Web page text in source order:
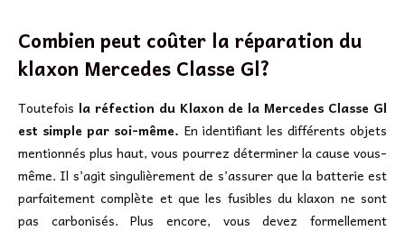
Combien peut coûter la réparation du
klaxon Mercedes Classe Gl?
Toutefois la réfection du Klaxon de la Mercedes Classe Gl
est simple par soi-même. En identifiant les différents objets
mentionnés plus haut, vous pourrez déterminer la cause vous-
même. Il s’agit singulièrement de s’assurer que la batterie est
parfaitement complète et que les fusibles du klaxon ne sont
pas carbonisés. Plus encore, vous devez formellement